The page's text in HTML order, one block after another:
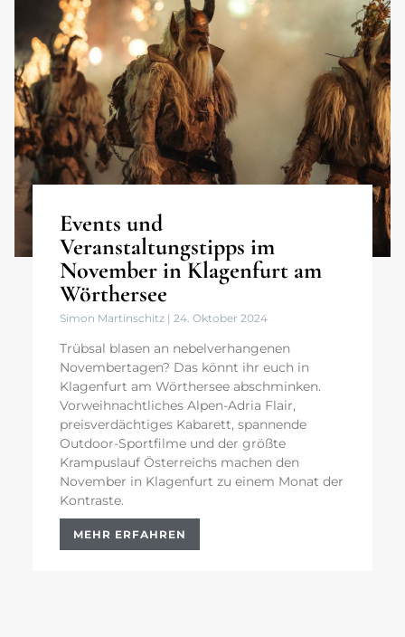
Events und
Veranstaltungstipps im
November in Klagenfurt am
Wörthersee
Simon Martinschitz 24. Oktober 2024
Trübsal blasen an nebelverhangenen
Novembertagen? Das könnt ihr euch in
Klagenfurt am Wörthersee abschminken.
Vorweihnachtliches Alpen-Adria Flair,
preisverdächtiges Kabarett, spannende
Outdoor-Sportfilme und der größte
Krampuslauf Österreichs machen den
November in Klagenfurt zu einem Monat der
Kontraste.
MEHR ERFAHREN